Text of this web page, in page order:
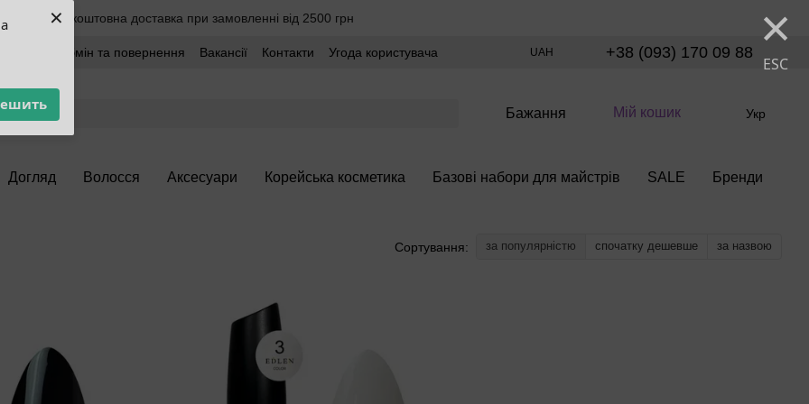
× ×
ESC
Безкоштовна доставка при замовленні від 2500 грн
Обмін та повернення Вакансії Контакти
Угода користувача
UAH +38 (093) 170 09 88
Бажання Мій кошик Укр
Догляд Волосся Аксесуари Корейська косметика Базові набори для майстрів SALE Бренди
Сортування: за популярністю спочатку дешевше за назвою